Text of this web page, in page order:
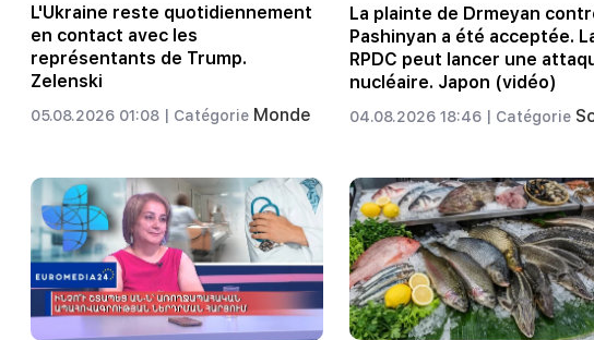
L'Ukraine reste quotidiennement
en contact avec les
représentants de Trump.
Zelenski
05.08.2026 01:08 | Catégorie Monde
La plainte de Drmeyan
Pashinyan a été acceptée.
RPDC peut lancer une
nucléaire. Japon (vidéo)
04.08.2026 18:46 | Catégorie